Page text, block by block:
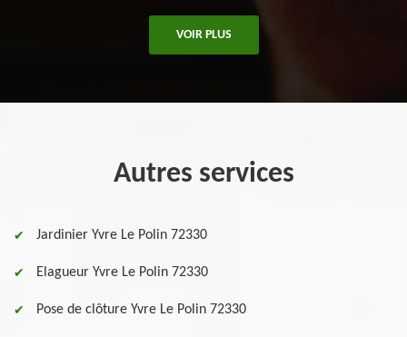
VOIR PLUS
Autres services
Jardinier Yvre Le Polin 72330
Elagueur Yvre Le Polin 72330
Pose de clôture Yvre Le Polin 72330